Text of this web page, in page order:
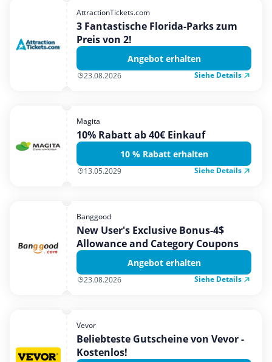
AttractionTickets.com
3 Fantastische Florida-Parks zum
Preis von 2!
Angebot erhalten
23.08.2026 Siehe Details
Magita
10% Rabatt ab 40€ Einkauf
10 % Rabatt erhalten
13.05.2029 Siehe Details
Banggood
New User's Exclusive Bonus-4$
Allowance and Category Coupons
Angebot erhalten
23.08.2026 Siehe Details
Vevor
Beliebteste Gutscheine von Vevor -
Kostenlos!